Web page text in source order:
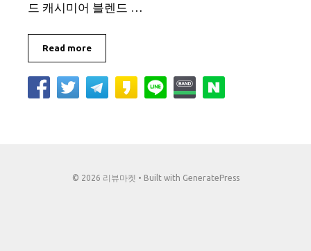
드 캐시미어 블렌드 …
Read more
© 2026 리뷰마켓 • Built with GeneratePress